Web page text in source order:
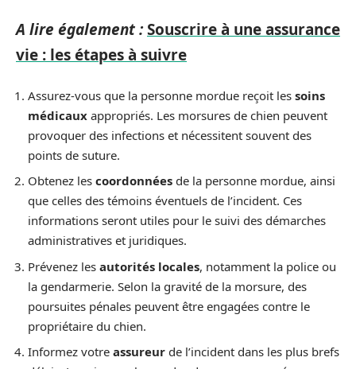
A lire également :Souscrire à une assurance
vie : les étapes à suivre
Assurez-vous que la personne mordue reçoit les soins
médicaux appropriés. Les morsures de chien peuvent
provoquer des infections et nécessitent souvent des
points de suture.
Obtenez les coordonnées de la personne mordue, ainsi
que celles des témoins éventuels de l’incident. Ces
informations seront utiles pour le suivi des démarches
administratives et juridiques.
Prévenez les autorités locales, notamment la police ou
la gendarmerie. Selon la gravité de la morsure, des
poursuites pénales peuvent être engagées contre le
propriétaire du chien.
Informez votre assureur de l’incident dans les plus brefs